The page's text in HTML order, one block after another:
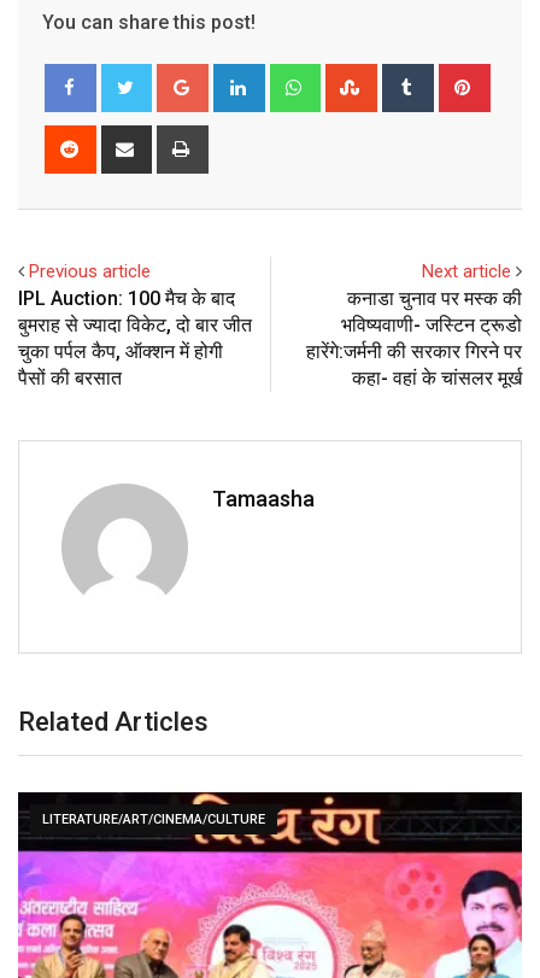
You can share this post!
Google+ LinkedIn WhatsappStumbleUpon
Tumblr
Reddit
Share
Previous article
IPL Auction: 100 मैच के बाद
बुमराह से ज्यादा विकेट, दो बार जीत
चुका पर्पल कैप, ऑक्शन में होगी
पैसों की बरसात
Next article
कनाडा चुनाव पर मस्क की
भविष्यवाणी- जस्टिन ट्रूडो
हारेंगे:जर्मनी की सरकार गिरने पर
कहा- वहां के चांसलर मूर्ख
Tamaasha
Related Articles
LITERATURE/ART/CINEMA/CULTURE